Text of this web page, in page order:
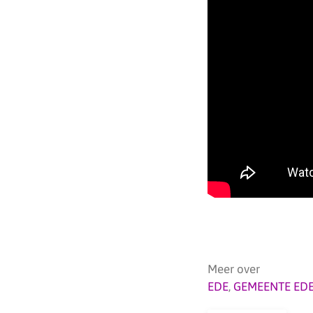
Meer over
EDE, GEMEENTE